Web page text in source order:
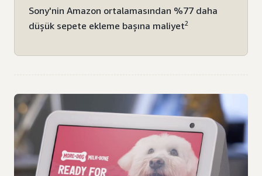
Sony'nin Amazon ortalamasından %77 daha
düşük sepete ekleme başına maliyet2